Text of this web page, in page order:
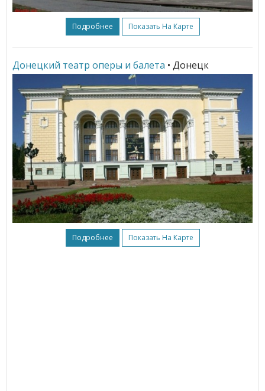
Подробнее Показать На Карте
Донецкий театр оперы и балета • Донецк
Подробнее Показать На Карте